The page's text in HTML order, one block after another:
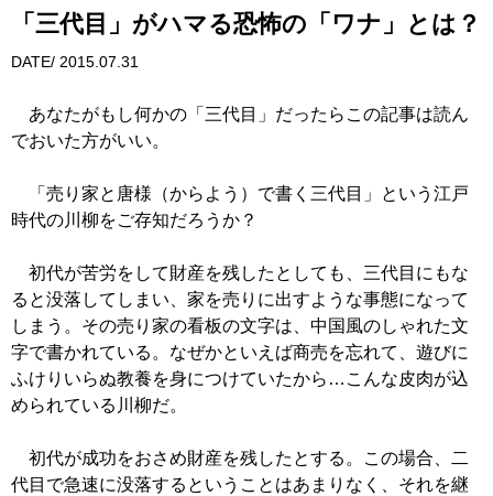
「三代目」がハマる恐怖の「ワナ」とは？
DATE/ 2015.07.31
あなたがもし何かの「三代目」だったらこの記事は読ん
でおいた方がいい。
「売り家と唐様（からよう）で書く三代目」という江戸
時代の川柳をご存知だろうか？
初代が苦労をして財産を残したとしても、三代目にもな
ると没落してしまい、家を売りに出すような事態になって
しまう。その売り家の看板の文字は、中国風のしゃれた文
字で書かれている。なぜかといえば商売を忘れて、遊びに
ふけりいらぬ教養を身につけていたから…こんな皮肉が込
められている川柳だ。
初代が成功をおさめ財産を残したとする。この場合、二
代目で急速に没落するということはあまりなく、それを継